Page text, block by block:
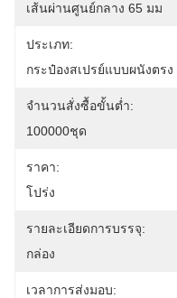
เส้นผ่านศูนย์กลาง 65 มม
ประเภท:
กระป๋องสเปรย์แบบผนังตรง
จำนวนสั่งซื้อขั้นต่ำ:
100000ชุด
ราคา:
โปร่ง
รายละเอียดการบรรจุ:
กล่อง
เวลาการส่งมอบ: